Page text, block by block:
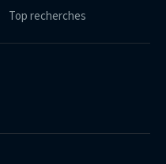
Top recherches